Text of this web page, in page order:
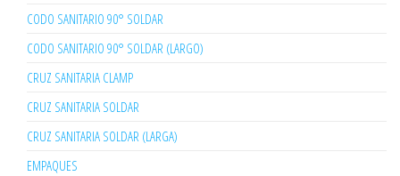
CODO SANITARIO 90° SOLDAR
CODO SANITARIO 90° SOLDAR (LARGO)
CRUZ SANITARIA CLAMP
CRUZ SANITARIA SOLDAR
CRUZ SANITARIA SOLDAR (LARGA)
EMPAQUES